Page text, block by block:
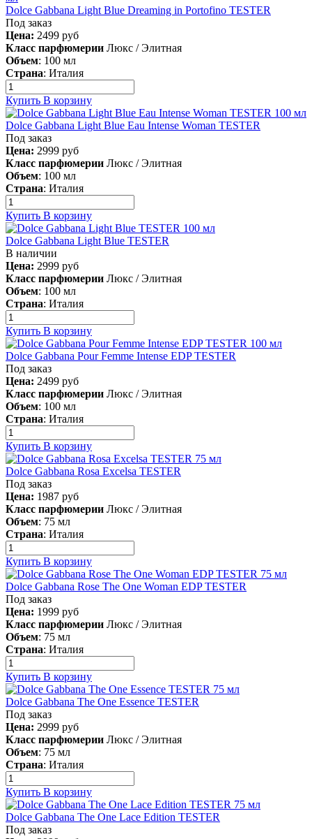
Dolce Gabbana Light Blue Dreaming in Portofino TESTER
Под заказ
Цена: 2499 руб
Класс парфюмерии Люкс / Элитная
Объем: 100 мл
Страна: Италия
Купить В корзину
Dolce Gabbana Light Blue Eau Intense Woman TESTER
Под заказ
Цена: 2999 руб
Класс парфюмерии Люкс / Элитная
Объем: 100 мл
Страна: Италия
Купить В корзину
Dolce Gabbana Light Blue TESTER
В наличии
Цена: 2999 руб
Класс парфюмерии Люкс / Элитная
Объем: 100 мл
Страна: Италия
Купить В корзину
Dolce Gabbana Pour Femme Intense EDP TESTER
Под заказ
Цена: 2499 руб
Класс парфюмерии Люкс / Элитная
Объем: 100 мл
Страна: Италия
Купить В корзину
Dolce Gabbana Rosa Excelsa TESTER
Под заказ
Цена: 1987 руб
Класс парфюмерии Люкс / Элитная
Объем: 75 мл
Страна: Италия
Купить В корзину
Dolce Gabbana Rose The One Woman EDP TESTER
Под заказ
Цена: 1999 руб
Класс парфюмерии Люкс / Элитная
Объем: 75 мл
Страна: Италия
Купить В корзину
Dolce Gabbana The One Essence TESTER
Под заказ
Цена: 2999 руб
Класс парфюмерии Люкс / Элитная
Объем: 75 мл
Страна: Италия
Купить В корзину
Dolce Gabbana The One Lace Edition TESTER
Под заказ